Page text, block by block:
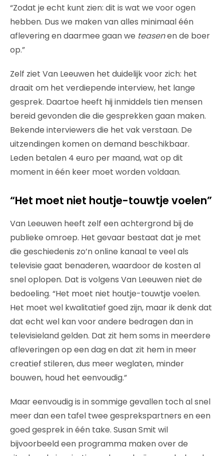
“Zodat je echt kunt zien: dit is wat we voor ogen
hebben. Dus we maken van alles minimaal één
aflevering en daarmee gaan we teasenen de boer
op.”
Zelf ziet Van Leeuwen het duidelijk voor zich: het
draait om het verdiepende interview, het lange
gesprek. Daartoe heeft hij inmiddels tien mensen
bereid gevonden die die gesprekken gaan maken.
Bekende interviewers die het vak verstaan. De
uitzendingen komen on demand beschikbaar.
Leden betalen 4 euro per maand, wat op dit
moment in één keer moet worden voldaan.
“Het moet niet houtje-touwtje voelen”
Van Leeuwen heeft zelf een achtergrond bij de
publieke omroep. Het gevaar bestaat dat je met
die geschiedenis zo’n online kanaal te veel als
televisie gaat benaderen, waardoor de kosten al
snel oplopen. Dat is volgens Van Leeuwen niet de
bedoeling. “Het moet niet houtje-touwtje voelen.
Het moet wel kwalitatief goed zijn, maar ik denk dat
dat echt wel kan voor andere bedragen dan in
televisieland gelden. Dat zit hem soms in meerdere
afleveringen op een dag en dat zit hem in meer
creatief stileren, dus meer weglaten, minder
bouwen, houd het eenvoudig.”
Maar eenvoudig is in sommige gevallen toch al snel
meer dan een tafel twee gesprekspartners en een
goed gesprek in één take. Susan Smit wil
bijvoorbeeld een programma maken over de